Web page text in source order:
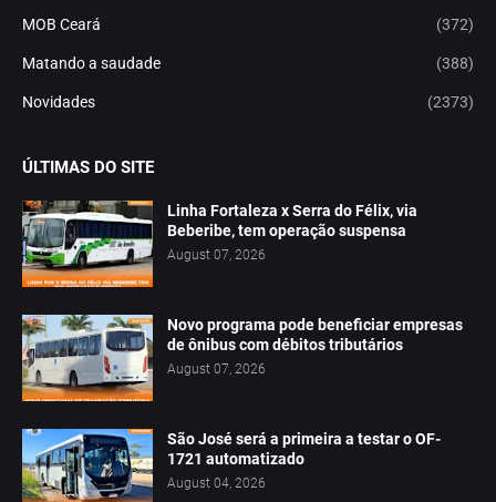
MOB Ceará (372)
Matando a saudade (388)
Novidades (2373)
ÚLTIMAS DO SITE
Linha Fortaleza x Serra do Félix, via
Beberibe, tem operação suspensa
August 07, 2026
Novo programa pode beneficiar empresas
de ônibus com débitos tributários
August 07, 2026
São José será a primeira a testar o OF-
1721 automatizado
August 04, 2026